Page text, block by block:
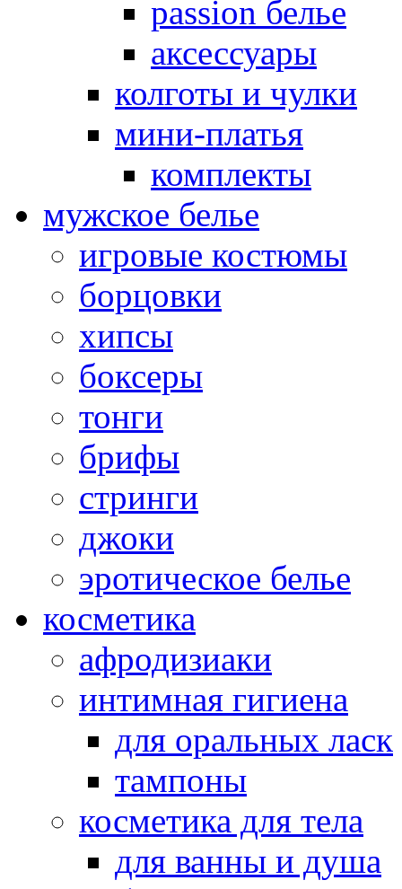
passion белье
аксессуары
колготы и чулки
мини-платья
комплекты
мужское белье
игровые костюмы
борцовки
хипсы
боксеры
тонги
брифы
стринги
джоки
эротическое белье
косметика
афродизиаки
интимная гигиена
для оральных ласк
тампоны
косметика для тела
для ванны и душа